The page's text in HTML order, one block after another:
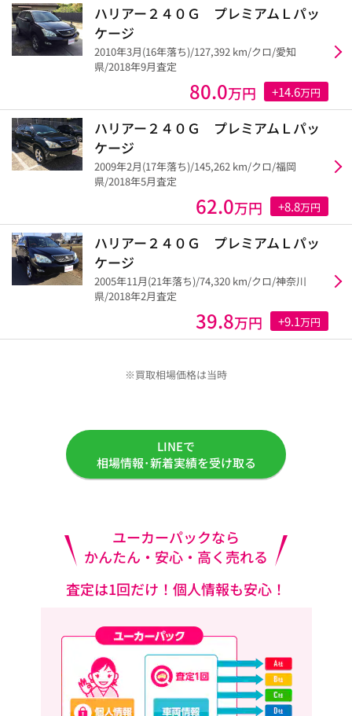
ハリアー２４０Ｇ プレミアムＬパッ
ケージ
2010年3月(16年落ち)/127,392 km/クロ/愛知
県/2018年9月査定
80.0万円 +14.6万円
ハリアー２４０Ｇ プレミアムＬパッ
ケージ
2009年2月(17年落ち)/145,262 km/クロ/福岡
県/2018年5月査定
62.0万円 +8.8万円
ハリアー２４０Ｇ プレミアムＬパッ
ケージ
2005年11月(21年落ち)/74,320 km/クロ/神奈川
県/2018年2月査定
39.8万円 +9.1万円
※買取相場価格は当時
LINEで
相場情報･新着実績を受け取る
ユーカーパックなら
かんたん・安心・高く売れる
査定は1回だけ！個人情報も安心！